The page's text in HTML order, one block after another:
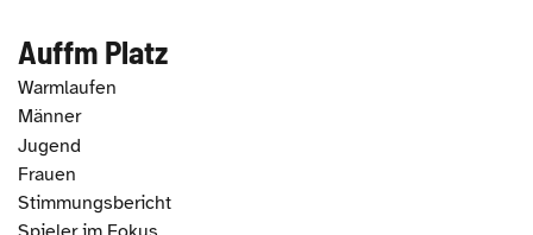
Auffm Platz
Warmlaufen
Männer
Jugend
Frauen
Stimmungsbericht